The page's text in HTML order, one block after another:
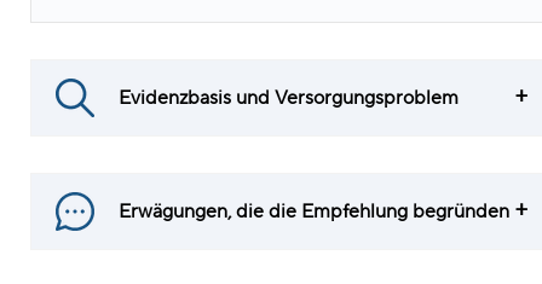
Evidenzbasis und Versorgungsproblem
Erwägungen, die die Empfehlung begründen